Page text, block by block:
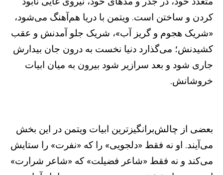
کردن و ساختن است. ویتمن با دریا هم‌آهنگ می‌شود،
«شریک هجوم و گریز آب»، شریک جلو آمدنش و عقب
کشیدنش؛ می‌گذارد دنیا نخست به درون جان بیدارش
جاری شود و بعد سرازیر شود بیرون به میان ابیات
خروشانش.
بعضی از چالش‌برانگیزترین ابیات ویتمن در این بخش
می‌آیند. او نه فقط «دلجویی» را که «نفرت» را ستایش
می‌کند و نه فقط «شاعر فضیلت» که «شاعر شرارت»